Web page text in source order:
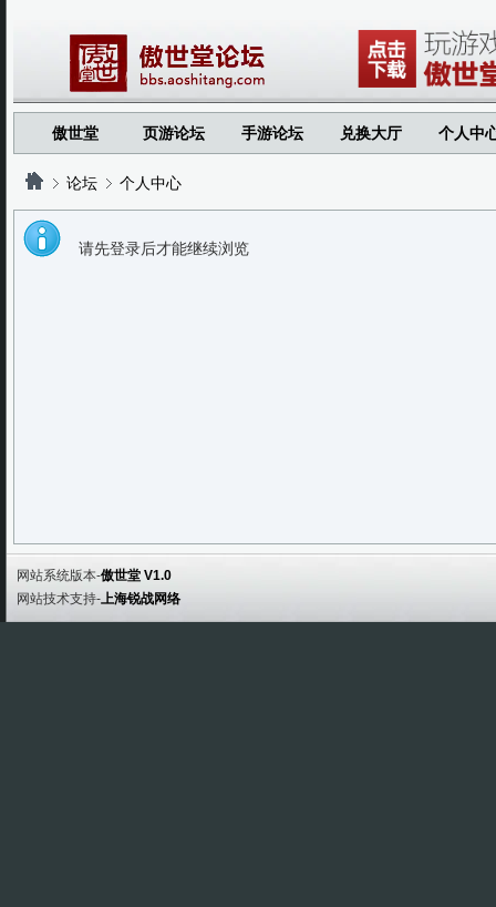
傲世堂 页游论坛 手游论坛 兑换大厅 个人中
论坛 个人中心
请先登录后才能继续浏览
网站系统版本-傲世堂 V1.0
网站技术支持-上海锐战网络